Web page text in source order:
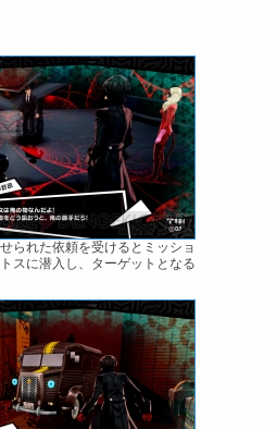
られた依頼を受けるとミッショ
スに潜入し、ターゲットとなる